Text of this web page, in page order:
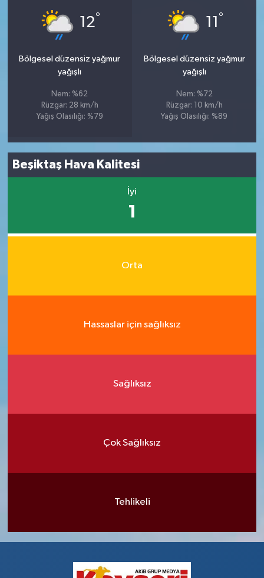
12°
Bölgesel düzensiz yağmur
yağışlı
Nem: %62
Rüzgar: 28 km/h
Yağış Olasılığı: %79
11 °
Bölgesel düzensiz yağmur
yağışlı
Nem: %72
Rüzgar: 10 km/h
Yağış Olasılığı: %89
Beşiktaş Hava Kalitesi
İyi
1
Orta
Hassaslar için sağlıksız
Sağlıksız
Çok Sağlıksız
Tehlikeli